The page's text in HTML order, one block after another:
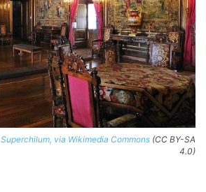
Superchilum, via Wikimedia Commons (CC BY-SA
4.0)